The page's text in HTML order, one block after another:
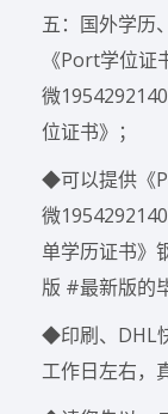
五：国外学历
《Port学位
微
位证书》；
◆可以提供《
微
单学历证书》
版 #最新版的
◆印刷、DHL
工作日左右，